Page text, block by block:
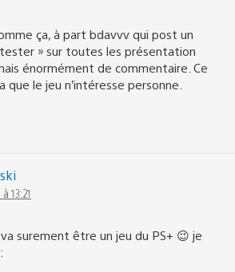
ça, à part bdavvv qui post un
tester » sur toutes les présentation
énormément de commentaire. Ce
que le jeu n’intéresse personne.
13:21
surement être un jeu du PS+ 😉 je